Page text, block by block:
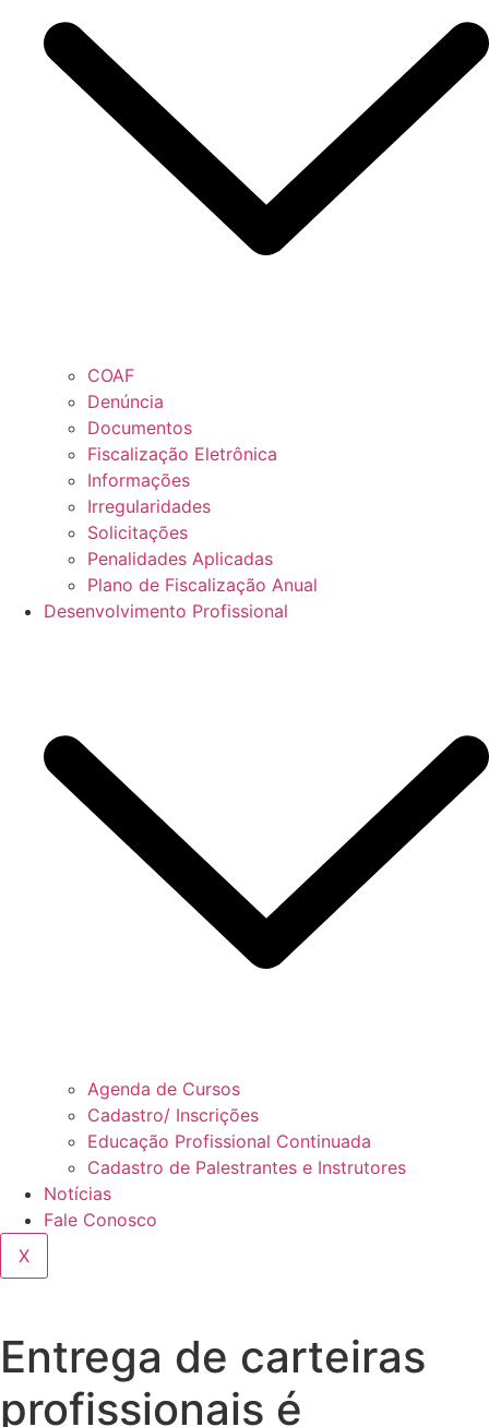
COAF
Denúncia
Documentos
Fiscalização Eletrônica
Informações
Irregularidades
Solicitações
Penalidades Aplicadas
Plano de Fiscalização Anual
Desenvolvimento Profissional
Agenda de Cursos
Cadastro/ Inscrições
Educação Profissional Continuada
Cadastro de Palestrantes e Instrutores
Notícias
Fale Conosco
X
Entrega de carteiras
profissionais é